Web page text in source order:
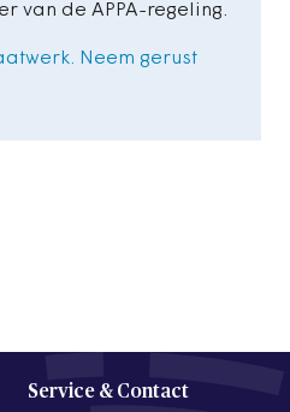
van de APPA-regeling.
Neem gerust
Service & Contact